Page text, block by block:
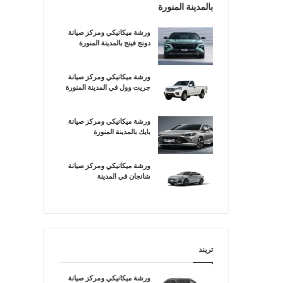
بالمدينة المنورة
ورشة ميكانيكي ومركز صيانة
دونج فينج بالمدينة المنورة
ورشة ميكانيكي ومركز صيانة
جريت وول في المدينة المنورة
ورشة ميكانيكي ومركز صيانة
بايك بالمدينة المنورة
ورشة ميكانيكي ومركز صيانة
شانجان في المدينة
تريند
ورشة ميكانيكي ومركز صيانة